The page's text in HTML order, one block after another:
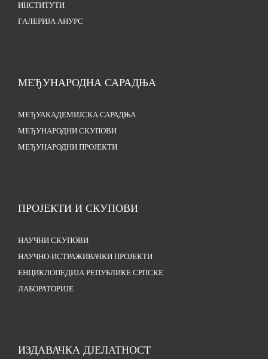
ИНСТИТУТИ
ГАЛЕРИЈА АНУРС
МЕЂУНАРОДНА САРАДЊА
МЕЂУАКАДЕМИЈСКА САРАДЊА
МЕЂУНАРОДНИ СКУПОВИ
МЕЂУНАРОДНИ ПРОЈЕКТИ
ПРОЈЕКТИ И СКУПОВИ
НАУЧНИ СКУПОВИ
НАУЧНО-ИСТРАЖИВАЧКИ ПРОЈЕКТИ
ЕНЦИКЛОПЕДИЈА РЕПУБЛИКЕ СРПСКЕ
ЛАБОРАТОРИЈЕ
ИЗДАВАЧКА ДЈЕЛАТНОСТ